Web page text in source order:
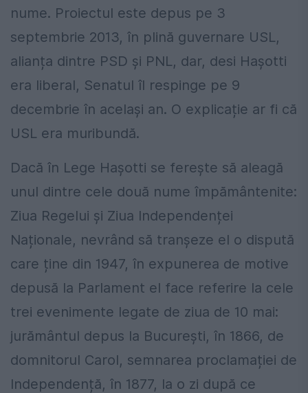
nume. Proiectul este depus pe 3
septembrie 2013, în plină guvernare USL,
alianța dintre PSD și PNL, dar, desi Hașotti
era liberal, Senatul îl respinge pe 9
decembrie în același an. O explicație ar fi că
USL era muribundă.
Dacă în Lege Hașotti se ferește să aleagă
unul dintre cele două nume împământenite:
Ziua Regelui și Ziua Independenței
Naționale, nevrând să tranșeze el o dispută
care ține din 1947, în expunerea de motive
depusă la Parlament el face referire la cele
trei evenimente legate de ziua de 10 mai:
jurământul depus la București, în 1866, de
domnitorul Carol, semnarea proclamației de
Independență, în 1877, la o zi după ce